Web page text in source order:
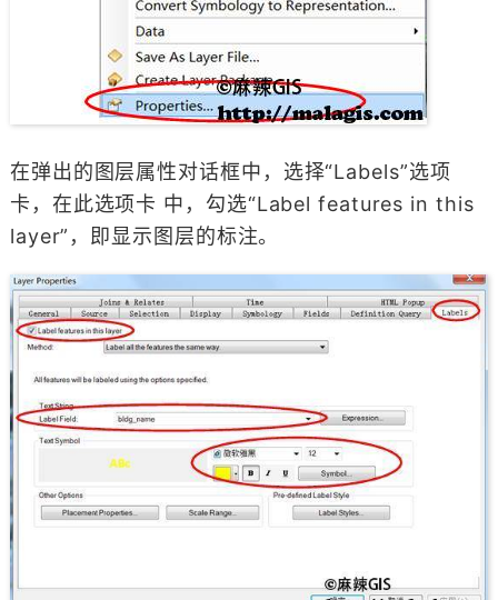
在弹出的图层属性对话框中，选择“Labels”选项
卡，在此选项卡 中，勾选“Label features in this
layer”，即显示图层的标注。